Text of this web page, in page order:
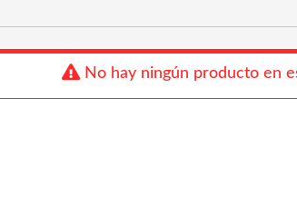
No hay ningún producto en